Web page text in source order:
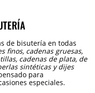
de bisutería en todas
finos, cadenas gruesas,
cadenas de plata, de
sintéticas y dijes
para
especiales.